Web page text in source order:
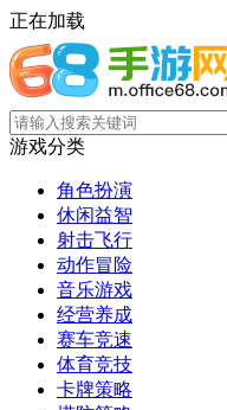
正在加载
游戏分类
角色扮演
休闲益智
射击飞行
动作冒险
音乐游戏
经营养成
赛车竞速
体育竞技
卡牌策略